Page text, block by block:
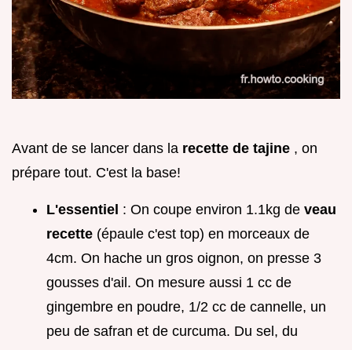
Avant de se lancer dans la recette de tajine , on
prépare tout. C'est la base!
L'essentiel : On coupe environ 1.1kg de veau
recette (épaule c'est top) en morceaux de
4cm. On hache un gros oignon, on presse 3
gousses d'ail. On mesure aussi 1 cc de
gingembre en poudre, 1/2 cc de cannelle, un
peu de safran et de curcuma. Du sel, du